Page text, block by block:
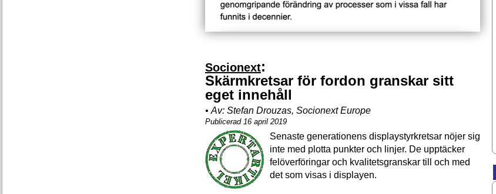
Socionext:
Skärmkretsar för fordon granskar sitt
eget innehåll
• Av: Stefan Drouzas, Socionext Europe
Publicerad 16 april 2019
Senaste generationens display­styrkretsar nöjer sig
inte med plotta punkter och linjer. De upptäcker
felöverföringar och kvalitetsgranskar till och med
det som visas i displayen.